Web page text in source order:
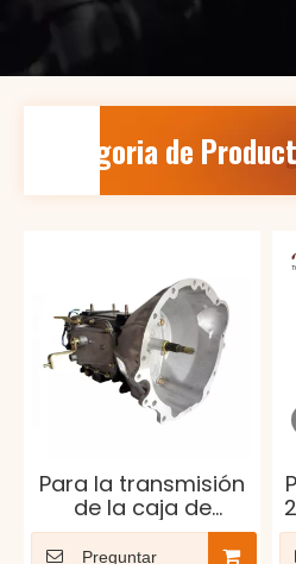
Categoria de
Para la transmisión
de la caja de
cambios del camión
Isuzu 4JA1 parte OEM
Preguntar